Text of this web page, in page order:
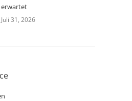
erwartet
Juli 31, 2026